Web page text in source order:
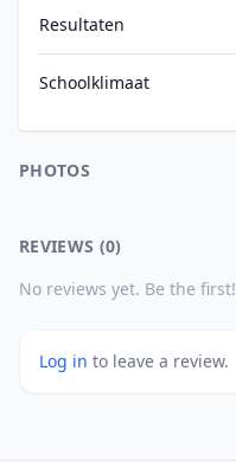
Resultaten
Schoolklimaat
PHOTOS
REVIEWS (0)
No reviews yet. Be the first!
Log in to leave a review.